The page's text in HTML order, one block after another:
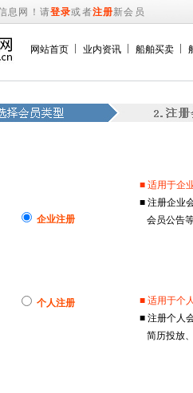
息网！请登录或者注册新会员
网站首页 业内资讯 船舶买卖
企业注册
个人注册
■ 适用于企
■ 注册企业
会员公告
■ 适用于个
■ 注册个人
简历投放